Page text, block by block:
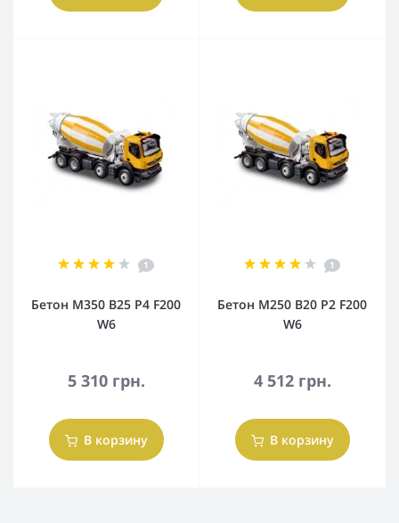
1
Бетон М350 В25 Р4 F200
W6
5 310 грн.
В корзину
1
Бетон М250 В20 Р2 F200
W6
4 512 грн.
В корзину